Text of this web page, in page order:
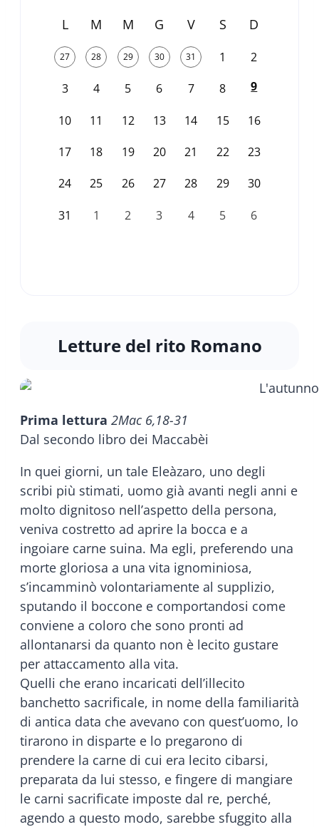
L M M G V S D
27 28 29 30 31 1 2
3 4 5 6 7 8 9
10 11 12 13 14 15 16
17 18 19 20 21 22 23
24 25 26 27 28 29 30
31 1 2 3 4 5 6
Letture del rito Romano
Prima lettura 2Mac 6,18-31
Dal secondo libro dei Maccabèi
In quei giorni, un tale Eleàzaro, uno degli
scribi più stimati, uomo già avanti negli anni e
molto dignitoso nell’aspetto della persona,
veniva costretto ad aprire la bocca e a
ingoiare carne suina. Ma egli, preferendo una
morte gloriosa a una vita ignominiosa,
s’incamminò volontariamente al supplizio,
sputando il boccone e comportandosi come
conviene a coloro che sono pronti ad
allontanarsi da quanto non è lecito gustare
per attaccamento alla vita.
Quelli che erano incaricati dell’illecito
banchetto sacrificale, in nome della familiarità
di antica data che avevano con quest’uomo, lo
tirarono in disparte e lo pregarono di
prendere la carne di cui era lecito cibarsi,
preparata da lui stesso, e fingere di mangiare
le carni sacrificate imposte dal re, perché,
agendo a questo modo, sarebbe sfuggito alla